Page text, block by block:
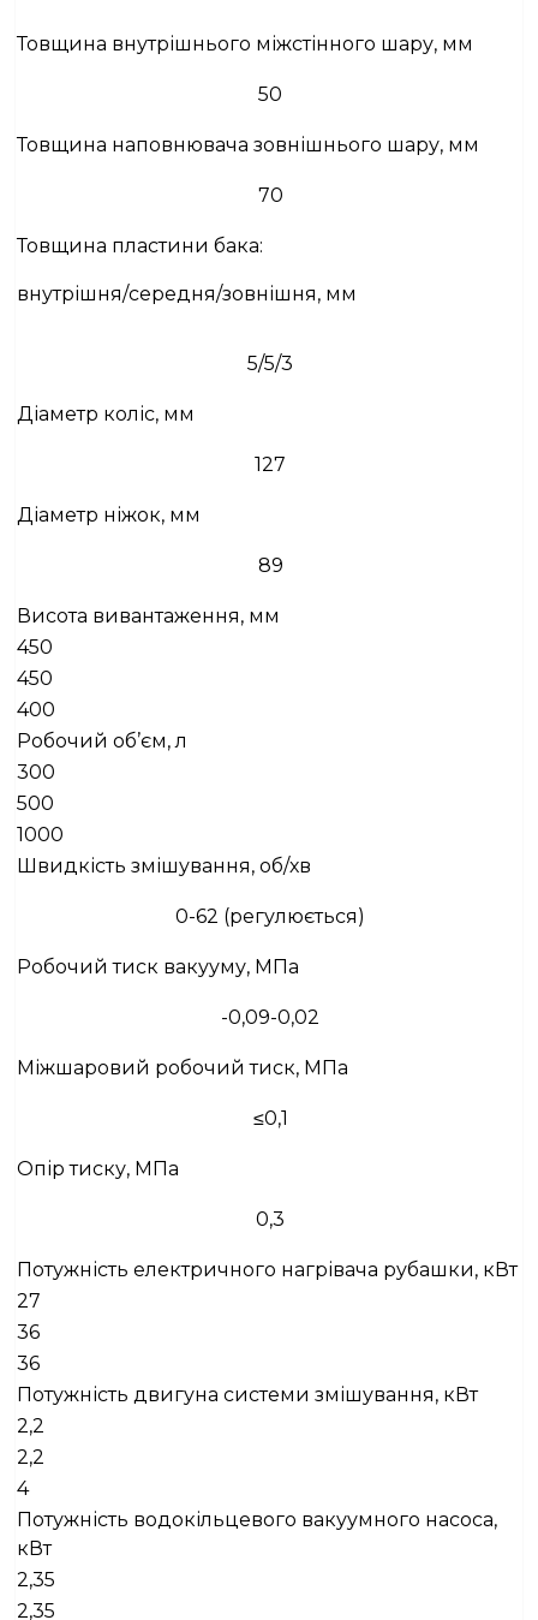
Товщина внутрішнього міжстінного шару, мм
50
Товщина наповнювача зовнішнього шару, мм
70
Товщина пластини бака:
внутрішня/середня/зовнішня, мм
5/5/3
Діаметр коліс, мм
127
Діаметр ніжок, мм
89
Висота вивантаження, мм
450
450
400
Робочий об’єм, л
300
500
1000
Швидкість змішування, об/хв
0-62 (регулюється)
Робочий тиск вакууму, МПа
-0,09-0,02
Міжшаровий робочий тиск, МПа
≤0,1
Опір тиску, МПа
0,3
Потужність електричного нагрівача рубашки, кВт
27
36
36
Потужність двигуна системи змішування, кВт
2,2
2,2
4
Потужність водокільцевого вакуумного насоса,
кВт
2,35
2,35